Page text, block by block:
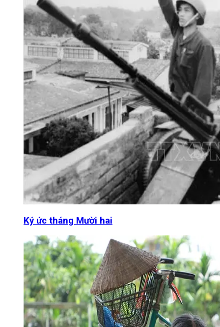
Ký ức tháng Mười hai